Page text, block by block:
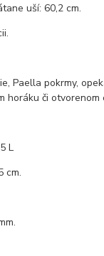
uší: 60,2 cm.
Paella pokrmy,
horáku či otvorenom
L
cm.